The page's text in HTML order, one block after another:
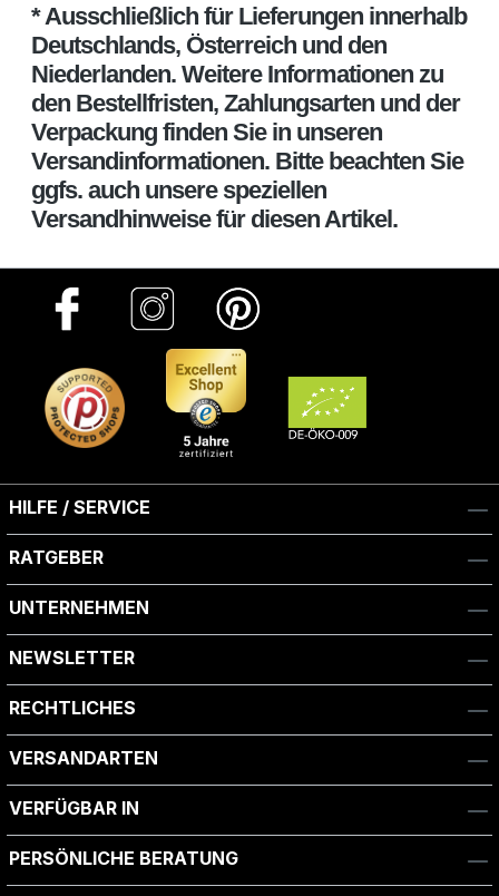
* Ausschließlich für Lieferungen innerhalb
Deutschlands, Österreich und den
Niederlanden. Weitere Informationen zu
den Bestellfristen, Zahlungsarten und der
Verpackung finden Sie in unseren
Versandinformationen. Bitte beachten Sie
ggfs. auch unsere speziellen
Versandhinweise für diesen Artikel.
HILFE / SERVICE
RATGEBER
UNTERNEHMEN
NEWSLETTER
RECHTLICHES
VERSANDARTEN
VERFÜGBAR IN
PERSÖNLICHE BERATUNG